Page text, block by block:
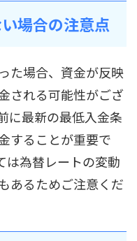
場合の注意点
た場合、資金が反映
される可能性がござ
に最新の最低入金条
することが重要で
は為替レートの変動
あるためご注意くだ